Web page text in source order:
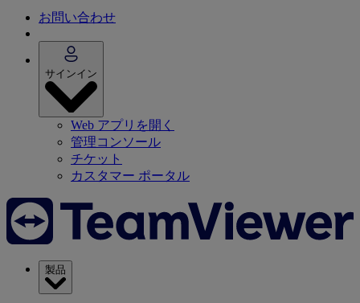
お問い合わせ
サインイン
Web アプリを開く
管理コンソール
チケット
カスタマー ポータル
製品